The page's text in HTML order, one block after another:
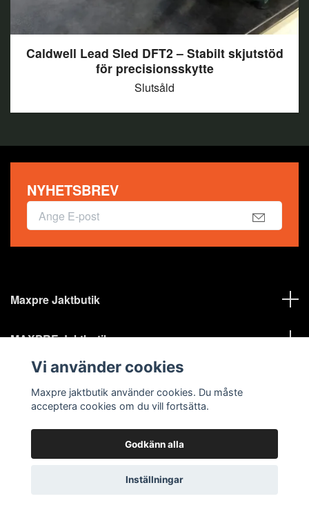
Caldwell Lead Sled DFT2 – Stabilt skjutstöd
för precisionsskytte
Slutsåld
NYHETSBREV
Maxpre Jaktbutik
MAXPRE Jaktbutik
Sociala medier
© 2026 MAXPRE JAKTBUTIK
Vi använder cookies
Maxpre jaktbutik använder cookies. Du måste
acceptera cookies om du vill fortsätta.
Godkänn alla
Inställningar